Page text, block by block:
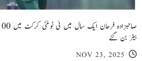
بیٹر بن گئے
NOV 23, 2025